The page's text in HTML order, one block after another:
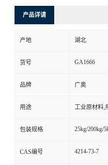
产品详请
产地 湖北
货号 GA1666
品牌 广奥
用途 工业原材料,
包装规格 25kg/200kg/
CAS编号 4214-73-7